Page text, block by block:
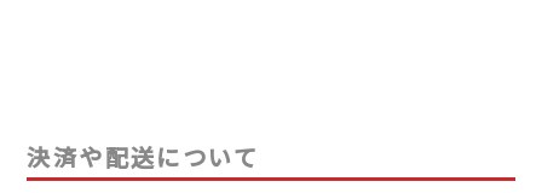
決済や配送について